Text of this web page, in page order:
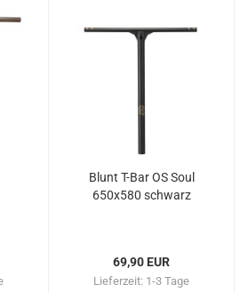
Blunt T-Bar OS Soul
650x580 schwarz
69,90 EUR
Lieferzeit: 1-3 Tage